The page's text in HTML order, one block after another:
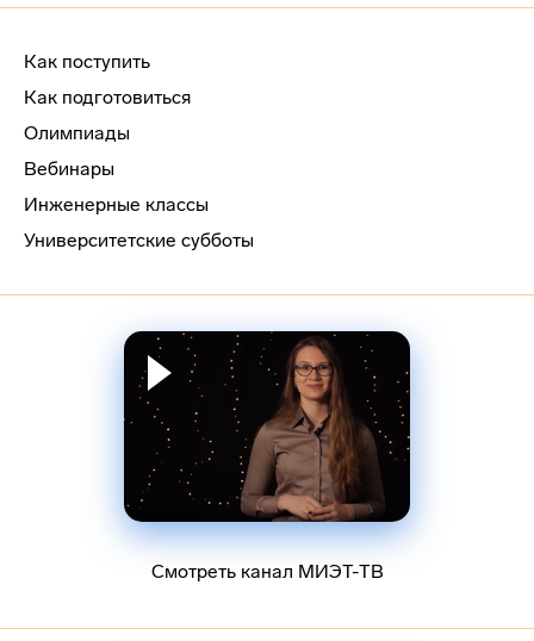
Как поступить
Как подготовиться
Олимпиады
Вебинары
Инженерные классы
Университетские субботы
Смотреть канал МИЭТ-ТВ